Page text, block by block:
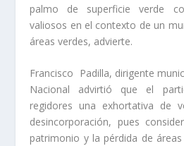
palmo de superficie verde
valiosos en el contexto de un
áreas verdes, advierte.
Francisco Padilla, dirigente
Nacional advirtió que el
regidores una exhortativa de
desincorporación, pues
patrimonio y la pérdida de